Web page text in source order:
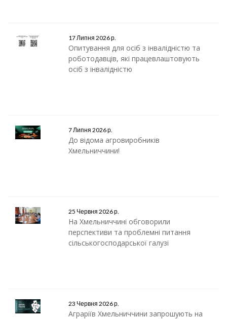
17 Липня 2026 р.
Опитування для осіб з інвалідністю та
роботодавців, які працевлаштовують
осіб з інвалідністю
7 Липня 2026 р.
До відома агровиробників
Хмельниччини!
25 Червня 2026 р.
На Хмельниччині обговорили
перспективи та проблемні питання
сільськогосподарської галузі
23 Червня 2026 р.
Аграріїв Хмельниччини запрошують на